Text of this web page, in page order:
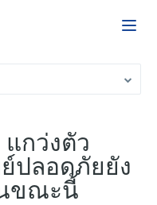
แกว่งตัว
ปลอดภัยยัง
ขณะนี้